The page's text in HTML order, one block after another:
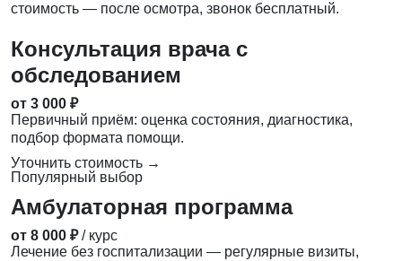
стоимость — после осмотра, звонок бесплатный.
Консультация врача с
обследованием
от 3 000 ₽
Первичный приём: оценка состояния, диагностика,
подбор формата помощи.
Уточнить стоимость →
Популярный выбор
Амбулаторная программа
от 8 000 ₽ / курс
Лечение без госпитализации — регулярные визиты,